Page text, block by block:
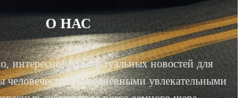
О НАС
интересно! Блог актуальных новостей для
человечества с ежедневными увлекательными